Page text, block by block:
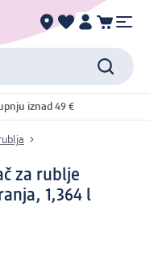
iznad 49 €
za rublje
1,364 l